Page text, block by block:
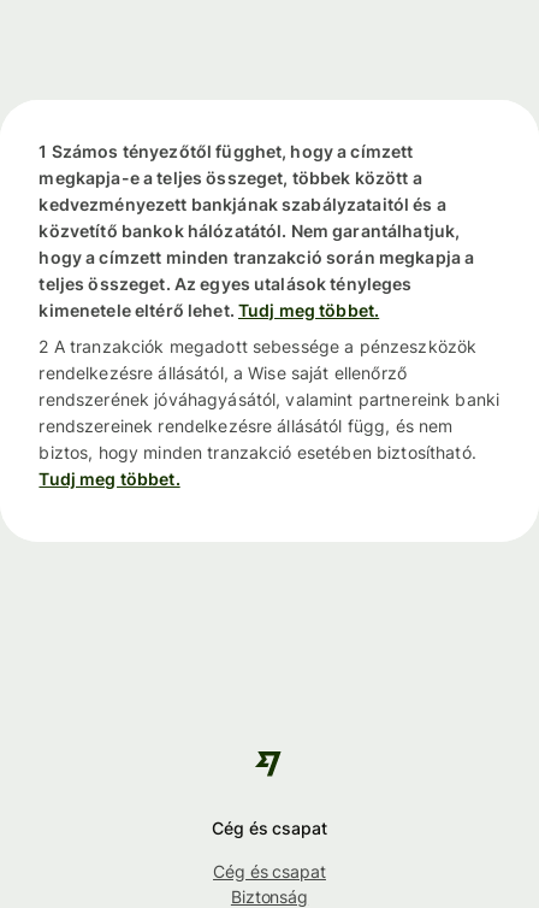
1 Számos tényezőtől függhet, hogy a címzett
megkapja-e a teljes összeget, többek között a
kedvezményezett bankjának szabályzataitól és a
közvetítő bankok hálózatától. Nem garantálhatjuk,
hogy a címzett minden tranzakció során megkapja a
teljes összeget. Az egyes utalások tényleges
kimenetele eltérő lehet. Tudj meg többet.
2 A tranzakciók megadott sebessége a pénzeszközök
rendelkezésre állásától, a Wise saját ellenőrző
rendszerének jóváhagyásától, valamint partnereink banki
rendszereinek rendelkezésre állásától függ, és nem
biztos, hogy minden tranzakció esetében biztosítható.
Tudj meg többet.
Cég és csapat
Cég és csapat
Biztonság